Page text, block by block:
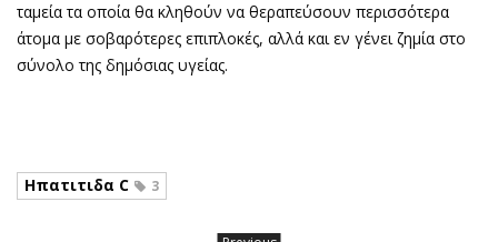
ταμεία τα οποία θα κληθούν να θεραπεύσουν περισσότερα
άτομα με σοβαρότερες επιπλοκές, αλλά και εν γένει ζημία στο
σύνολο της δημόσιας υγείας.
Ηπατιτιδα C 3